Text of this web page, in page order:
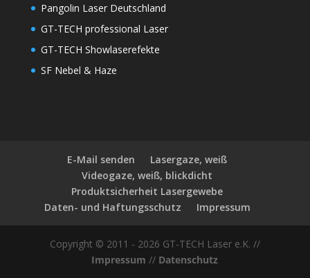
Pangolin Laser Deutschland
GT-TECH professional Laser
GT-TECH Showlaserefekte
SF Nebel & Haze
E-Mail senden
Lasergaze, weiß
Videogaze, weiß, blickdicht
Produktsicherheit Lasergewebe
Daten- und Haftungsschutz
Impressum
Copyright © 2011 - 2026 GT-TECH Laser e.K. //
Impressum // Datenschutz